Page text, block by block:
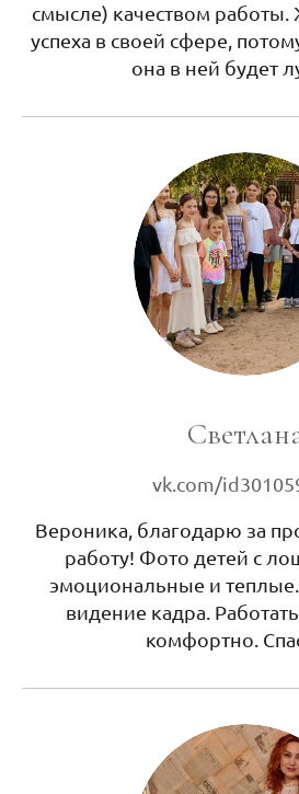
смысле) качеством
успеха в своей сфере,
она в ней будет
vk.com/
Вероника, благодарю за
работу! Фото детей с
эмоциональные и теплые.
видение кадра.
комфортно.